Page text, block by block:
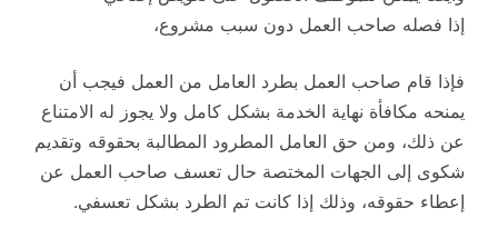
إذا فصله صاحب العمل دون سبب مشروع،
فإذا قام صاحب العمل بطرد العامل من العمل فيجب أن
يمنحه مكافأة نهاية الخدمة بشكل كامل ولا يجوز له الامتناع
عن ذلك، ومن حق العامل المطرود المطالبة بحقوقه وتقديم
شكوى إلى الجهات المختصة حال تعسف صاحب العمل عن
إعطاء حقوقه، وذلك إذا كانت تم الطرد بشكل تعسفي.